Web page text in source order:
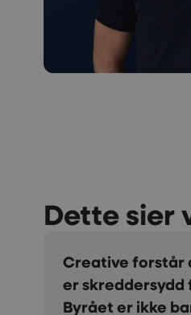
Dette sier
Vi er veldig
Maken til positiv
Takk for alt dere